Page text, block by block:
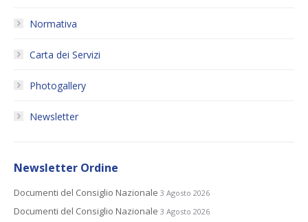
Normativa
Carta dei Servizi
Photogallery
Newsletter
Newsletter Ordine
Documenti del Consiglio Nazionale 3 Agosto 2026
Documenti del Consiglio Nazionale 3 Agosto 2026